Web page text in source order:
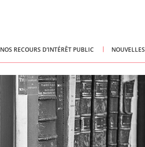
NOS RECOURS D’INTÉRÊT PUBLIC NOUVELLES